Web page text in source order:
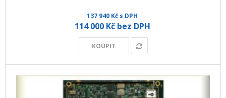
137 940 Kč s DPH
114 000 Kč bez DPH
KOUPIT